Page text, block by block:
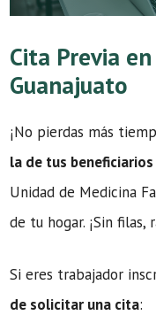
Cita Previa
Guanajuato
¡No pierdas más
la de tus
Unidad de Medicina
de tu hogar. ¡Sin filas,
Si eres trabajador
de solicitar una cita: